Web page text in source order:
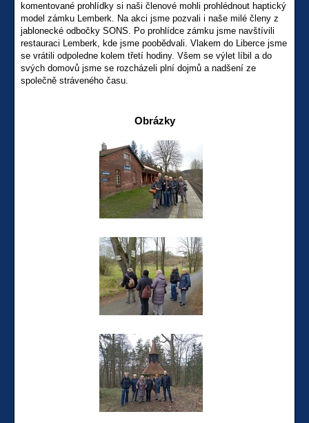
komentované prohlídky si naši členové mohli prohlédnout haptický
model zámku Lemberk. Na akci jsme pozvali i naše milé členy z
jablonecké odbočky SONS. Po prohlídce zámku jsme navštívili
restauraci Lemberk, kde jsme poobědvali. Vlakem do Liberce jsme
se vrátili odpoledne kolem třetí hodiny. Všem se výlet líbil a do
svých domovů jsme se rozcházeli plní dojmů a nadšení ze
společně stráveného času.
Obrázky